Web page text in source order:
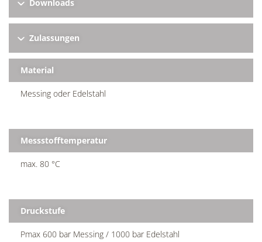
Downloads
Zulassungen
Material
Messing oder Edelstahl
Messstofftemperatur
max. 80 °C
Druckstufe
Pmax 600 bar Messing / 1000 bar Edelstahl